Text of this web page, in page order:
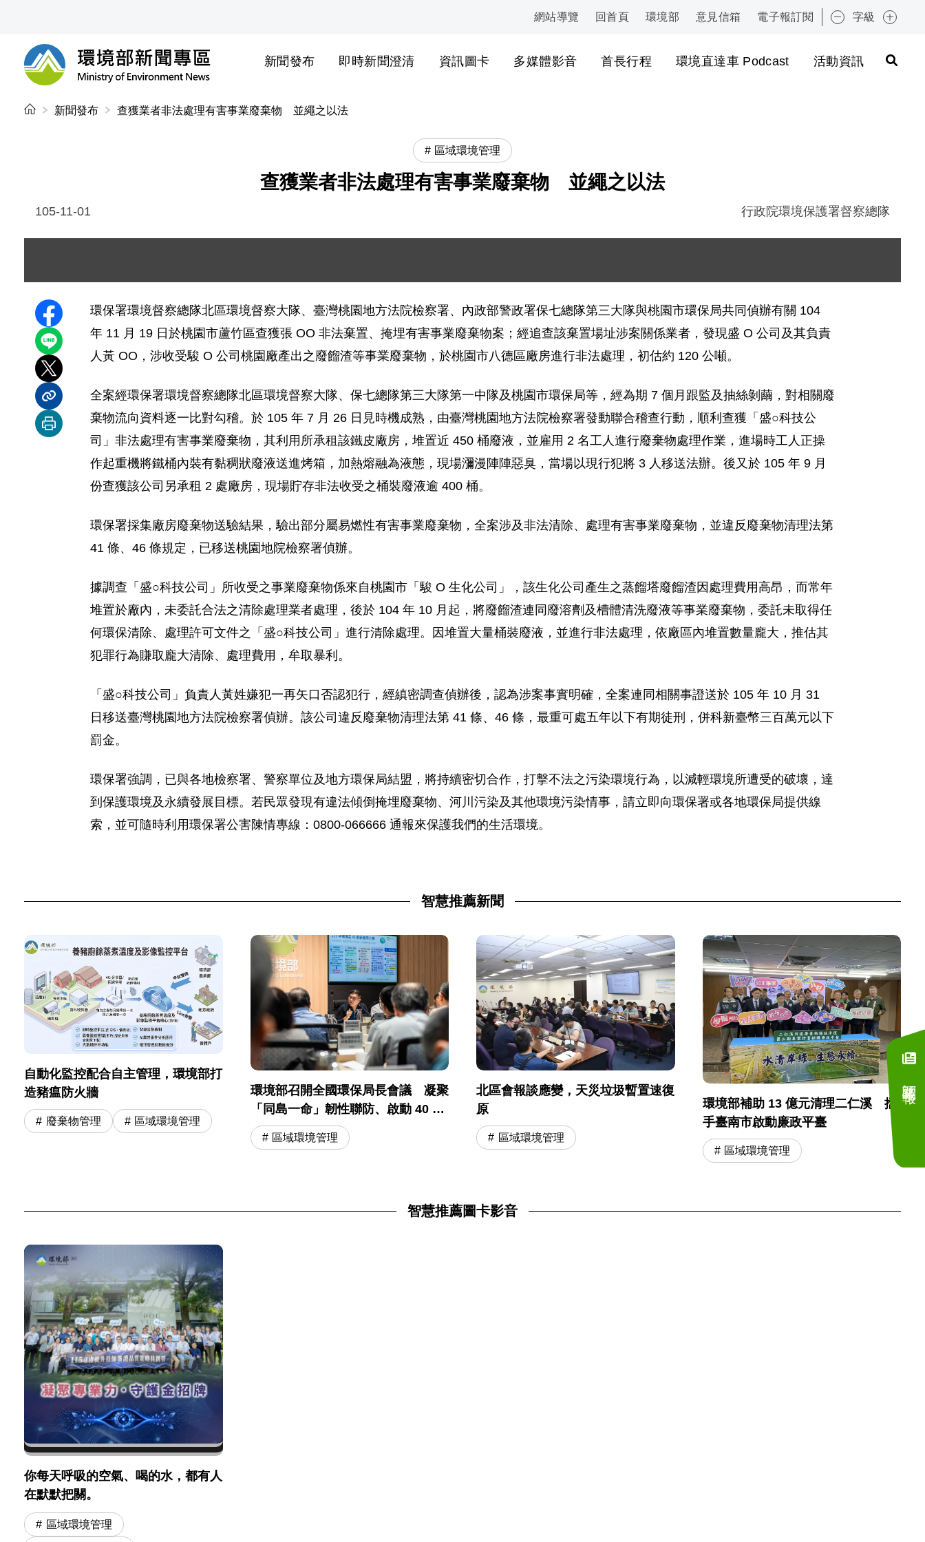
:::
網站導覽 回首頁 環境部 意見信箱 電子報訂閱 字級
環境部新聞專區
新聞發布 即時新聞澄清 資訊圖卡 多媒體影音 首長行程 環境直達車 Podcast 活動資訊
:::
新聞發布 查獲業者非法處理有害事業廢棄物 並繩之以法
區域環境管理
查獲業者非法處理有害事業廢棄物 並繩之以法
105-11-01 行政院環境保護署督察總隊
分享至 Facebook
分享到 LINE
分享到 X
分享內容連結
列印本頁
環保署環境督察總隊北區環境督察大隊、臺灣桃園地方法院檢察署、內政部警政署保七總隊第三大隊與桃園市環保局共同偵辦有關 104
年 11 月 19 日於桃園市蘆竹區查獲張 OO 非法棄置、掩埋有害事業廢棄物案；經追查該棄置場址涉案關係業者，發現盛 O 公司及其負責
人黃 OO，涉收受駿 O 公司桃園廠產出之廢餾渣等事業廢棄物，於桃園市八德區廠房進行非法處理，初估約 120 公噸。
全案經環保署環境督察總隊北區環境督察大隊、保七總隊第三大隊第一中隊及桃園市環保局等，經為期 7 個月跟監及抽絲剝繭，對相關廢
棄物流向資料逐一比對勾稽。於 105 年 7 月 26 日見時機成熟，由臺灣桃園地方法院檢察署發動聯合稽查行動，順利查獲「盛○科技公
司」非法處理有害事業廢棄物，其利用所承租該鐵皮廠房，堆置近 450 桶廢液，並雇用 2 名工人進行廢棄物處理作業，進場時工人正操
作起重機將鐵桶內裝有黏稠狀廢液送進烤箱，加熱熔融為液態，現場瀰漫陣陣惡臭，當場以現行犯將 3 人移送法辦。後又於 105 年 9 月
份查獲該公司另承租 2 處廠房，現場貯存非法收受之桶裝廢液逾 400 桶。
環保署採集廠房廢棄物送驗結果，驗出部分屬易燃性有害事業廢棄物，全案涉及非法清除、處理有害事業廢棄物，並違反廢棄物清理法第
41 條、46 條規定，已移送桃園地院檢察署偵辦。
據調查「盛○科技公司」所收受之事業廢棄物係來自桃園市「駿 O 生化公司」，該生化公司產生之蒸餾塔廢餾渣因處理費用高昂，而常年
堆置於廠內，未委託合法之清除處理業者處理，後於 104 年 10 月起，將廢餾渣連同廢溶劑及槽體清洗廢液等事業廢棄物，委託未取得任
何環保清除、處理許可文件之「盛○科技公司」進行清除處理。因堆置大量桶裝廢液，並進行非法處理，依廠區內堆置數量龐大，推估其
犯罪行為賺取龐大清除、處理費用，牟取暴利。
「盛○科技公司」負責人黃姓嫌犯一再矢口否認犯行，經縝密調查偵辦後，認為涉案事實明確，全案連同相關事證送於 105 年 10 月 31
日移送臺灣桃園地方法院檢察署偵辦。該公司違反廢棄物清理法第 41 條、46 條，最重可處五年以下有期徒刑，併科新臺幣三百萬元以下
罰金。
環保署強調，已與各地檢察署、警察單位及地方環保局結盟，將持續密切合作，打擊不法之污染環境行為，以減輕環境所遭受的破壞，達
到保護環境及永續發展目標。若民眾發現有違法傾倒掩埋廢棄物、河川污染及其他環境污染情事，請立即向環保署或各地環保局提供線
索，並可隨時利用環保署公害陳情專線：0800-066666 通報來保護我們的生活環境。
智慧推薦新聞
自動化監控配合自主管理，環境部打
造豬瘟防火牆
廢棄物管理 區域環境管理
環境部召開全國環保局長會議 凝聚
「同島一命」韌性聯防、啟動 40 度
高溫跨部會調適
區域環境管理
北區會報談應變，天災垃圾暫置速復
原
區域環境管理
環境部補助 13 億元清理二仁溪 攜
手臺南市啟動廉政平臺
區域環境管理
智慧推薦圖卡影音
你每天呼吸的空氣、喝的水，都有人
在默默把關。
區域環境管理